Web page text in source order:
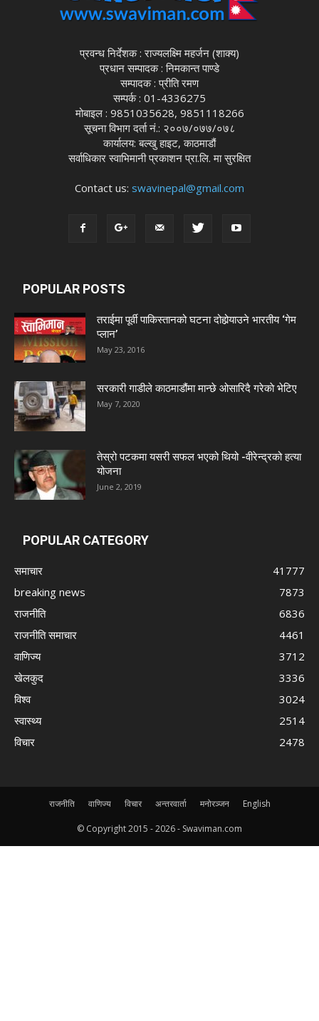
प्रवन्ध निर्देशक : राज्यलक्ष्मि महर्जन (शाक्य)
प्रधान सम्पादक : निमकान्त पाण्डे
सम्पादक : प्रीति रमण
सम्पर्क : 01-4336275
मोबाइल : 9851035628, 9851118266
सूचना विभाग दर्ता नं.: २००७/०७७/०७८
कार्यालय: बल्खु हाइट, काठमाडौं
सर्वाधिकार स्वाभिमानी प्रकाशन प्रा.लि. मा सुरक्षित
Contact us: swavinepal@gmail.com
POPULAR POSTS
तराईमा पूर्वी पाकिस्तानको घटना दोहोर्‍याउने भारतीय ‘गेम
प्लान’
May 23, 2016
सरकारी गाडीले काठमाडौंमा मान्छे ओसारिदै गरेकाे भेटिए
May 7, 2020
तेस्रो पटकमा यसरी सफल भएको थियो -वीरेन्द्रको हत्या
योजना
June 2, 2019
POPULAR CATEGORY
समाचार
41777
breaking news
7873
राजनीति
6836
राजनीति समाचार
4461
वाणिज्य
3712
खेलकुद
3336
विश्व
3024
स्वास्थ्य
2514
विचार
2478
राजनीति वाणिज्य विचार अन्तरवार्ता मनोरञ्जन English
© Copyright 2015 -2026 - Swaviman.com